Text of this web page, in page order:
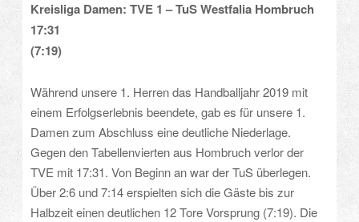
Kreisliga Damen: TVE 1 – TuS Westfalia Hombruch
17:31
(7:19)
Während unsere 1. Herren das Handballjahr 2019 mit
einem Erfolgserlebnis beendete, gab es für unsere 1.
Damen zum Abschluss eine deutliche Niederlage.
Gegen den Tabellenvierten aus Hombruch verlor der
TVE mit 17:31. Von Beginn an war der TuS überlegen.
Über 2:6 und 7:14 erspielten sich die Gäste bis zur
Halbzeit einen deutlichen 12 Tore Vorsprung (7:19). Die